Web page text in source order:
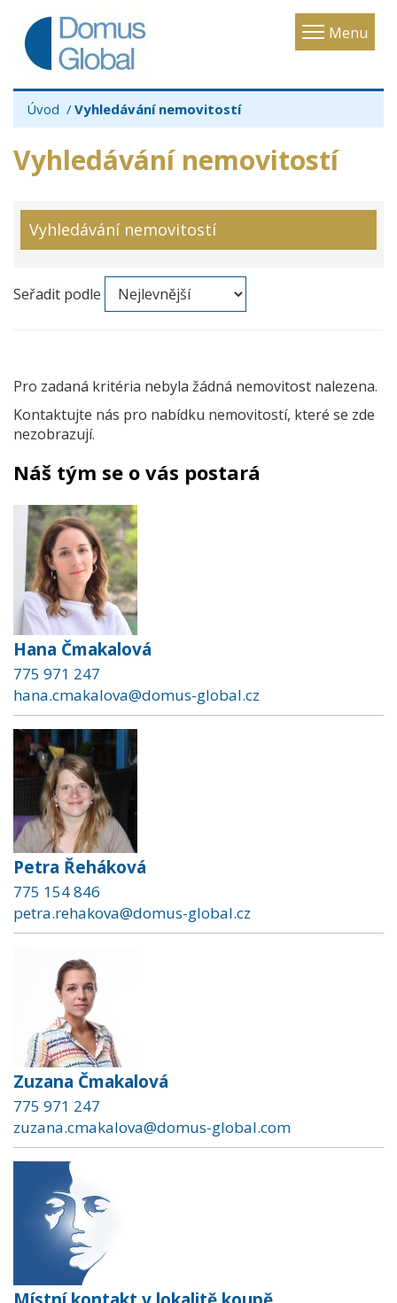
Menu
Toggle
Úvod Vyhledávání nemovitostí
Vyhledávání nemovitostí
Vyhledávání nemovitostí
Seřadit podle
Pro zadaná kritéria nebyla žádná nemovitost nalezena.
Kontaktujte nás pro nabídku nemovitostí, které se zde
nezobrazují.
Náš tým se o vás postará
Hana Čmakalová
775 971 247
hana.cmakalova@domus-global.cz
Petra Řeháková
775 154 846
petra.rehakova@domus-global.cz
Zuzana Čmakalová
775 971 247
zuzana.cmakalova@domus-global.com